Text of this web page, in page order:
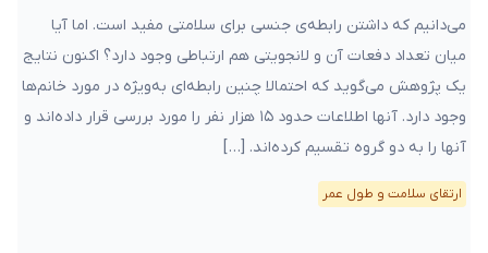
می‌دانیم که داشتن رابطه‌ی جنسی برای سلامتی مفید است. اما آیا
میان تعداد دفعات آن و لانجویتی هم ارتباطی وجود دارد؟ اکنون نتایج
یک پژوهش می‌گوید که احتمالا چنین رابطه‌ای به‌ویژه در مورد خانم‌ها
وجود دارد. آنها اطلاعات حدود ۱۵ هزار نفر را مورد بررسی قرار داده‌اند و
آنها را به دو گروه تقسیم کرده‌اند. […]
ارتقای سلامت و طول عمر